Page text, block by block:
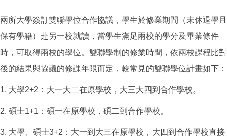
兩所大學簽訂雙聯學位合作協議，學生於修業期間（未休退學且
保有學籍）赴另一校就讀，當學生滿足兩校的學分及畢業條件
時，可取得兩校的學位。雙聯學制的修業時間，依兩校課程比對
後的結果與協議的修課年限而定，較常見的雙聯學位計畫如下：
1. 大學2+2：大一大二在原學校，大三大四到合作學校。
2. 碩士1+1：碩一在原學校，碩二到合作學校。
3. 大學、碩士3+2：大一到大三在原學校，大四到合作學校直接